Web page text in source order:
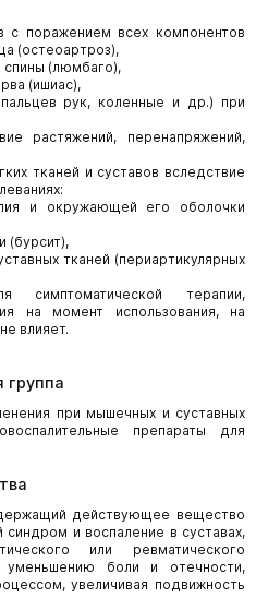
всех компонентов
(остеоартроз),
(люмбаго),
(ишиас),
рук, коленные и др.) при
растяжений, перенапряжений,
тканей и суставов вследствие
окружающей его оболочки
(бурсит),
тканей (периартикулярных
симптоматической терапии,
на момент использования, на
влияет.
группа
при мышечных и суставных
препараты для
действующее вещество
и воспаление в суставах,
или ревматического
уменьшению боли и отечности,
увеличивая подвижность